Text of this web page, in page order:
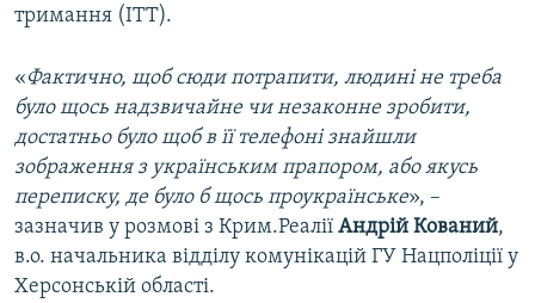
тримання (ІТТ).
«Фактично, щоб сюди потрапити, людині не треба
було щось надзвичайне чи незаконне зробити,
достатньо було щоб в її телефоні знайшли
зображення з українським прапором, або якусь
переписку, де було б щось проукраїнське», –
зазначив у розмові з Крим.Реалії Андрій Кований,
в.о. начальника відділу комунікацій ГУ Нацполіції у
Херсонській області.